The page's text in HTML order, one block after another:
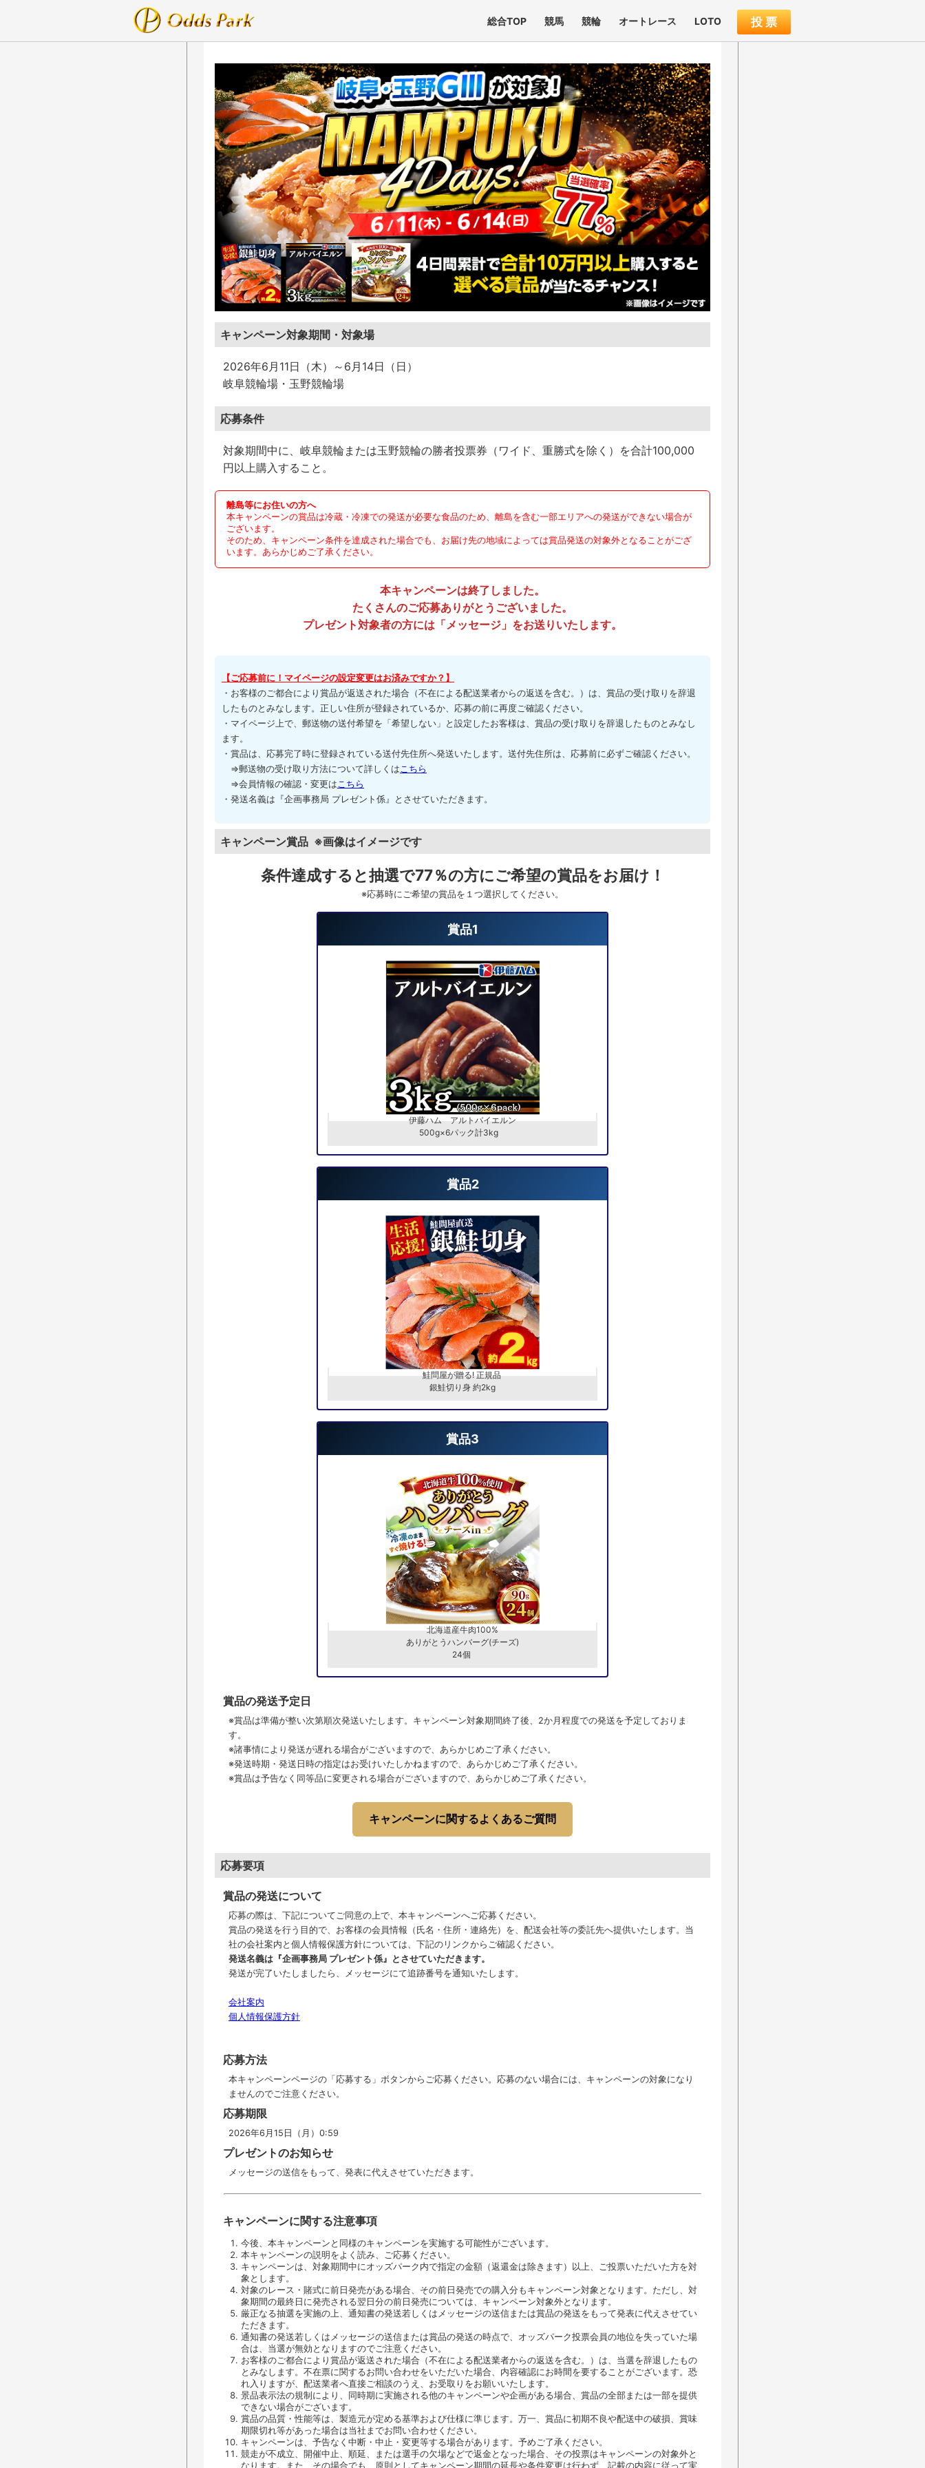
総合TOP 競馬 競輪 オートレース LOTO 投 票
キャンペーン対象期間・対象場
2026年6月11日（木）～6月14日（日）
岐阜競輪場・玉野競輪場
応募条件
対象期間中に、岐阜競輪または玉野競輪の勝者投票券（ワイド、重勝式を除く）を合計100,000
円以上購入すること。
離島等にお住いの方へ
本キャンペーンの賞品は冷蔵・冷凍での発送が必要な食品のため、離島を含む一部エリアへの発送ができない場合が
ございます。
そのため、キャンペーン条件を達成された場合でも、お届け先の地域によっては賞品発送の対象外となることがござ
います。あらかじめご了承ください。
本キャンペーンは終了しました。
たくさんのご応募ありがとうございました。
プレゼント対象者の方には 「メッセージ」をお送りいたします。
【ご応募前に！マイページの設定変更はお済みですか？】
・お客様のご都合により賞品が返送された場合（不在による配送業者からの返送を含む。）は、賞品の受け取りを辞退
したものとみなします。正しい住所が登録されているか、応募の前に再度ご確認ください。
・マイページ上で、郵送物の送付希望を「希望しない」と設定したお客様は、賞品の受け取りを辞退したものとみなし
ます。
・賞品は、応募完了時に登録されている送付先住所へ発送いたします。送付先住所は、応募前に必ずご確認ください。
⇒郵送物の受け取り方法について詳しくはこちら
⇒会員情報の確認・変更はこちら
・発送名義は『企画事務局 プレゼント係』とさせていただきます。
キャンペーン賞品 ※画像はイメージです
条件達成すると抽選で77％の方にご希望の賞品をお届け！
※応募時にご希望の賞品を１つ選択してください。
賞品1
伊藤ハム アルトバイエルン
500g×6パック計3kg
賞品2
鮭問屋が贈る! 正規品
銀鮭切り身 約2kg
賞品3
北海道産牛肉100%
ありがとうハンバーグ(チーズ)
24個
賞品の発送予定日
※賞品は準備が整い次第順次発送いたします。キャンペーン対象期間終了後、2か月程度での発送を予定しておりま
す。
※諸事情により発送が遅れる場合がございますので、あらかじめご了承ください。
※発送時期・発送日時の指定はお受けいたしかねますので、あらかじめご了承ください。
※賞品は予告なく同等品に変更される場合がございますので、あらかじめご了承ください。
キャンペーンに関するよくあるご質問
応募要項
賞品の発送について
応募の際は、下記についてご同意の上で、本キャンペーンへご応募ください。
賞品の発送を行う目的で、お客様の会員情報（氏名・住所・連絡先）を、配送会社等の委託先へ提供いたします。当
社の会社案内と個人情報保護方針については、下記のリンクからご確認ください。
発送名義は『企画事務局 プレゼント係』とさせていただきます。
発送が完了いたしましたら、メッセージにて追跡番号を通知いたします。
会社案内
個人情報保護方針
応募方法
本キャンペーンページの「応募する」ボタンからご応募ください。応募のない場合には、キャンペーンの対象になり
ませんのでご注意ください。
応募期限
2026年6月15日（月）0:59
プレゼントのお知らせ
メッセージの送信をもって、発表に代えさせていただきます。
キャンペーンに関する注意事項
今後、本キャンペーンと同様のキャンペーンを実施する可能性がございます。
本キャンペーンの説明をよく読み、ご応募ください。
キャンペーンは、対象期間中にオッズパーク内で指定の金額（返還金は除きます）以上、ご投票いただいた方を対
象とします。
対象のレース・賭式に前日発売がある場合、その前日発売での購入分もキャンペーン対象となります。ただし、対
象期間の最終日に発売される翌日分の前日発売については、キャンペーン対象外となります。
厳正なる抽選を実施の上、通知書の発送若しくはメッセージの送信または賞品の発送をもって発表に代えさせてい
ただきます。
通知書の発送若しくはメッセージの送信または賞品の発送の時点で、オッズパーク投票会員の地位を失っていた場
合は、当選が無効となりますのでご注意ください。
お客様のご都合により賞品が返送された場合（不在による配送業者からの返送を含む。）は、当選を辞退したもの
とみなします。不在票に関するお問い合わせをいただいた場合、内容確認にお時間を要することがございます。恐
れ入りますが、配送業者へ直接ご相談のうえ、お受取りをお願いいたします。
景品表示法の規制により、同時期に実施される他のキャンペーンや企画がある場合、賞品の全部または一部を提供
できない場合がございます。
賞品の品質・性能等は、製造元が定める基準および仕様に準じます。万一、賞品に初期不良や配送中の破損、賞味
期限切れ等があった場合は当社までお問い合わせください。
キャンペーンは、予告なく中断・中止・変更等する場合があります。予めご了承ください。
競走が不成立、開催中止、順延、または選手の欠場などで返金となった場合、その投票はキャンペーンの対象外と
なります。また、その場合でも、原則としてキャンペーン期間の延長や条件変更は行わず、記載の内容に従って実